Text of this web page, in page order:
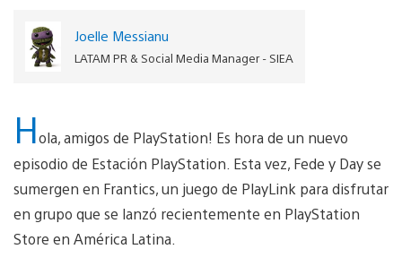
Joelle Messianu
LATAM PR & Social Media Manager - SIEA
Hola, amigos de PlayStation! Es hora de un nuevo
episodio de Estación PlayStation. Esta vez, Fede y Day se
sumergen en Frantics, un juego de PlayLink para disfrutar
en grupo que se lanzó recientemente en PlayStation
Store en América Latina.